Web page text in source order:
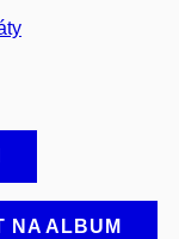
NA ALBUM